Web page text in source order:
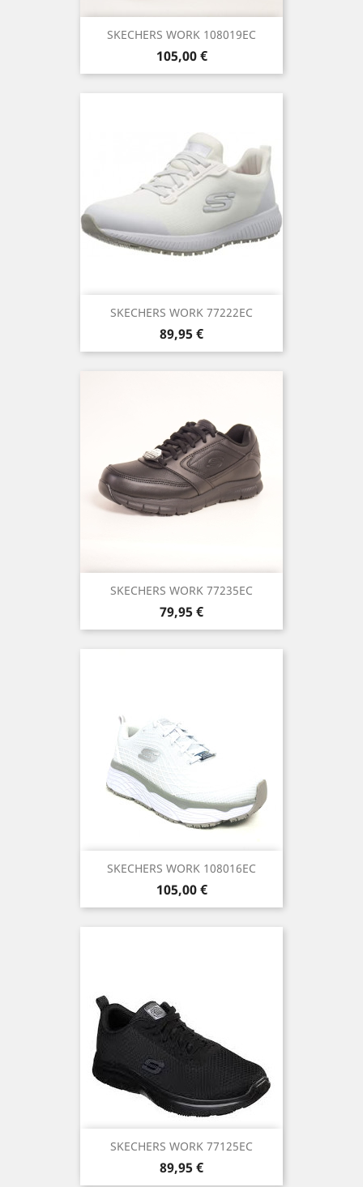
SKECHERS WORK 108019EC
Precio
105,00 €
SKECHERS WORK 77222EC
Precio
89,95 €
SKECHERS WORK 77235EC
Precio
79,95 €
SKECHERS WORK 108016EC
Precio
105,00 €
SKECHERS WORK 77125EC
Precio
89,95 €